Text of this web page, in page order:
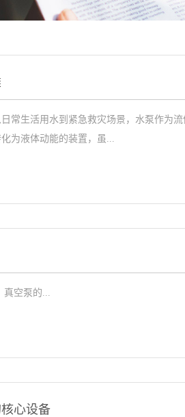
常生活用水到紧急救灾场景，水泵作为
为液体动能的装置，虽...
真空泵的...
心设备